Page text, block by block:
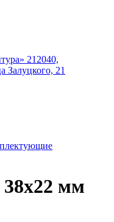
212040,
Залуцкого, 21
мм